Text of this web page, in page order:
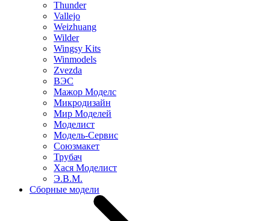
Thunder
Vallejo
Weizhuang
Wilder
Wingsy Kits
Winmodels
Zvezda
ВЭС
Мажор Моделс
Микродизайн
Мир Моделей
Моделист
Модель-Сервис
Союзмакет
Трубач
Хася Моделист
Э.В.М.
Сборные модели